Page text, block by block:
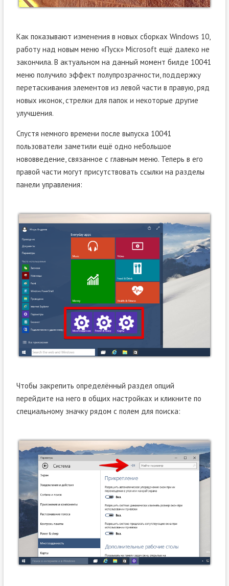
Как показывают изменения в новых сборках Windows 10,
работу над новым меню «Пуск» Microsoft ещё далеко не
закончила. В актуальном на данный момент билде 10041
меню получило эффект полупрозрачности, поддержку
перетаскивания элементов из левой части в правую, ряд
новых иконок, стрелки для папок и некоторые другие
улучшения.
Спустя немного времени после выпуска 10041
пользователи заметили ещё одно небольшое
нововведение, связанное с главным меню. Теперь в его
правой части могут присутствовать ссылки на разделы
панели управления:
Чтобы закрепить определённый раздел опций
перейдите на него в общих настройках и кликните по
специальному значку рядом с полем для поиска: